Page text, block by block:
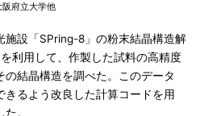
阪府立大学他
設「SPring-8」の粉末結晶構造解
利用して、作製した試料の高精度
結晶構造を調べた。このデータ
きるよう改良した計算コードを用
。